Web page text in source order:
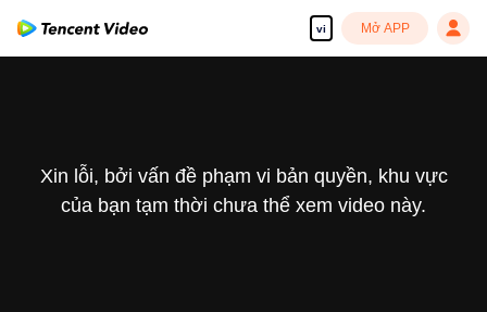
vi Mở APP
Xin lỗi, bởi vấn đề phạm vi bản quyền, khu vực
của bạn tạm thời chưa thể xem video này.